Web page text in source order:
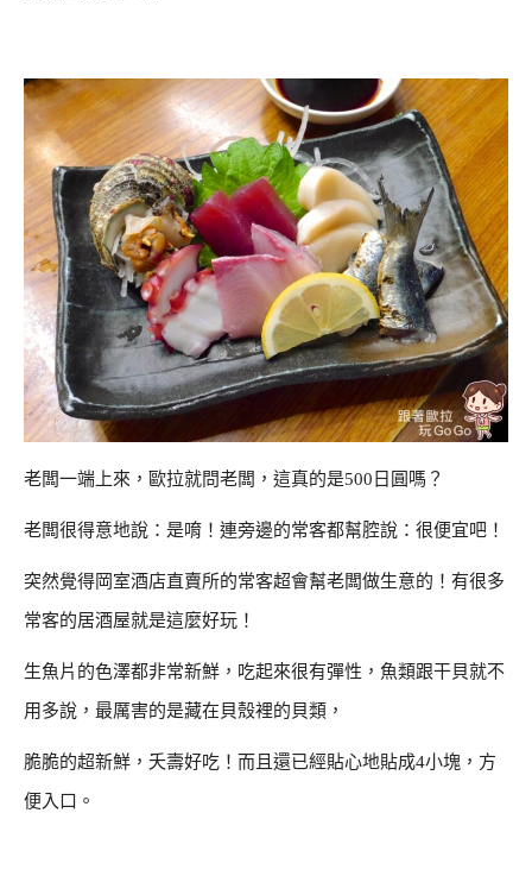
老闆一端上來，歐拉就問老闆，這真的是500日圓嗎？
老闆很得意地說：是唷！連旁邊的常客都幫腔說：很便宜吧！
突然覺得岡室酒店直賣所的常客超會幫老闆做生意的！有很多
常客的居酒屋就是這麼好玩！
生魚片的色澤都非常新鮮，吃起來很有彈性，魚類跟干貝就不
用多說，最厲害的是藏在貝殼裡的貝類，
脆脆的超新鮮，夭壽好吃！而且還已經貼心地貼成4小塊，方
便入口。